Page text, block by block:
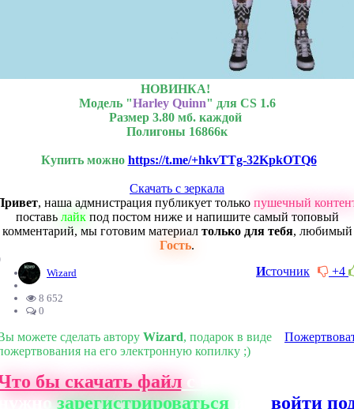
НОВИНКА!
Модель "Harley Quinn" для CS 1.6
Размер 3.80 мб. каждой
Полигоны 16866к
Купить можно https://t.me/+hkvTTg-32KpkOTQ6
Скачать с зеркала
, наша адмнистрация публикует только пушечный
поставь лайкпод постом ниже и напишите самый топовый
комментарий, мы готовим материал только для тебя, любимый
Гость.
+4
Источник
Wizard
8 652
0
можете сделать автору Wizard, подарок в виде
на его электронную копилку ;)
бы скачать файлс нашего сайта,
зарегистрироваться
войти